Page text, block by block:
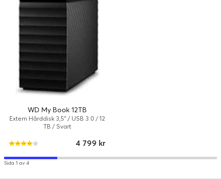
WD My Book 12TB
Extern Hårddisk 3,5" / USB 3.0 / 12
TB / Svart
4 799 kr
Sida 1 av 4